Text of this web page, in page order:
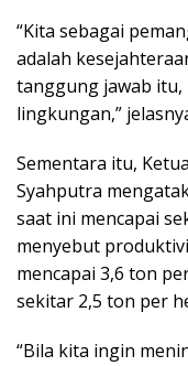
“Kita sebagai
adalah
tanggung jawab itu,
lingkungan,”
Sementara itu,
Syahputra
saat ini mencapai
menyebut
mencapai 3,6 ton
sekitar 2,5 ton per
“Bila kita ingin